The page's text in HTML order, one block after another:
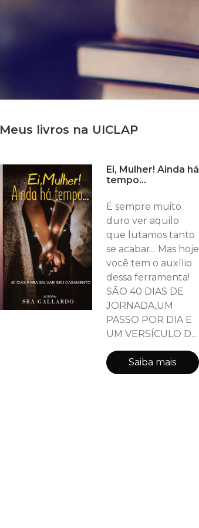
Meus livros na UICLAP
Ei, Mulher! Ainda há
tempo...
É sempre muito
duro ver aquilo
que lutamos tanto
se acabar... Mas hoje
você tem o auxílio
dessa ferramenta!
SÃO 40 DIAS DE
JORNADA,UM
PASSO POR DIA E
UM VERSÍCULO DA
BÍBLIA SAGRADA
PARA MEDITAR á
cada amanhecer.
Saiba mais